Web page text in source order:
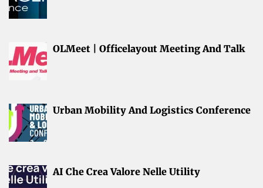
OLMeet | Officelayout Meeting And Talk
Urban Mobility And Logistics Conference
AI Che Crea Valore Nelle Utility